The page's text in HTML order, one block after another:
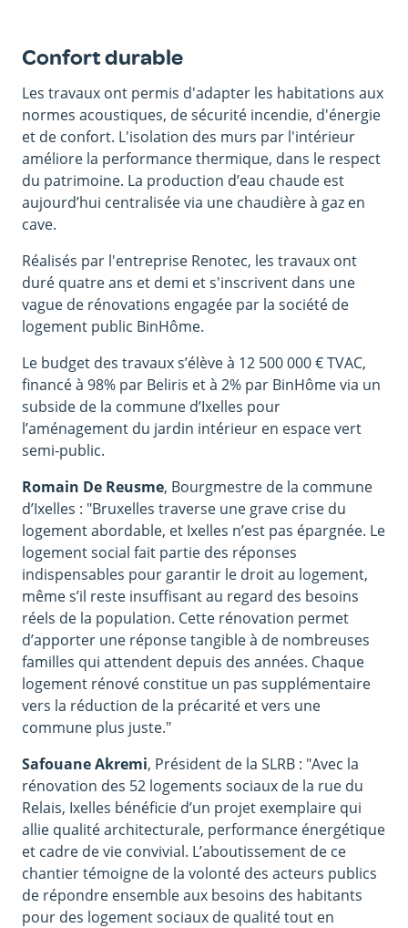
Confort durable
Les travaux ont permis d'adapter les habitations aux
normes acoustiques, de sécurité incendie, d'énergie
et de confort. L'isolation des murs par l'intérieur
améliore la performance thermique, dans le respect
du patrimoine. La production d’eau chaude est
aujourd’hui centralisée via une chaudière à gaz en
cave.
Réalisés par l'entreprise Renotec, les travaux ont
duré quatre ans et demi et s'inscrivent dans une
vague de rénovations engagée par la société de
logement public BinHôme.
Le budget des travaux s’élève à 12 500 000 € TVAC,
financé à 98% par Beliris et à 2% par BinHôme via un
subside de la commune d’Ixelles pour
l’aménagement du jardin intérieur en espace vert
semi-public.
Romain De Reusme, Bourgmestre de la commune
d’Ixelles : "Bruxelles traverse une grave crise du
logement abordable, et Ixelles n’est pas épargnée. Le
logement social fait partie des réponses
indispensables pour garantir le droit au logement,
même s’il reste insuffisant au regard des besoins
réels de la population. Cette rénovation permet
d’apporter une réponse tangible à de nombreuses
familles qui attendent depuis des années. Chaque
logement rénové constitue un pas supplémentaire
vers la réduction de la précarité et vers une
commune plus juste."
Safouane Akremi, Président de la SLRB : "Avec la
rénovation des 52 logements sociaux de la rue du
Relais, Ixelles bénéficie d’un projet exemplaire qui
allie qualité architecturale, performance énergétique
et cadre de vie convivial. L’aboutissement de ce
chantier témoigne de la volonté des acteurs publics
de répondre ensemble aux besoins des habitants
pour des logement sociaux de qualité tout en